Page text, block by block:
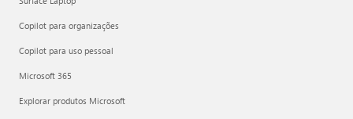
Copilot para organizações
Copilot para uso pessoal
Microsoft 365
Explorar produtos Microsoft